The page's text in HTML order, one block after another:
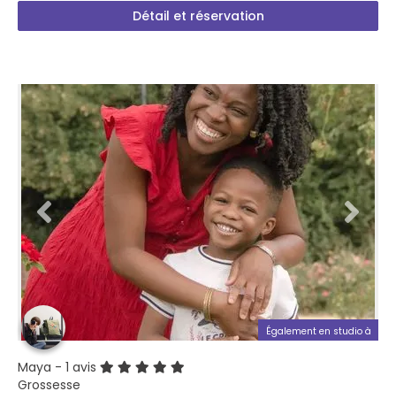
Détail et réservation
Également en studio à
Maya - 1 avis
Grossesse